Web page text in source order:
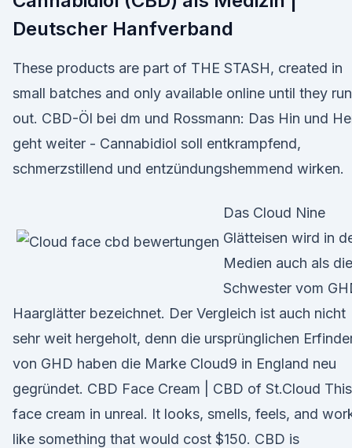
Deutscher Hanfverband
These products are part of THE STASH, created in
small batches and only available online until they run
out. CBD-Öl bei dm und Rossmann: Das Hin und
geht weiter - Cannabidiol soll entkrampfend,
schmerzstillend und entzündungshemmend wirken.
Das Cloud Nine
Glätteisen wird in
Medien auch als die
Schwester vom
Haarglätter bezeichnet. Der Vergleich ist auch nicht
sehr weit hergeholt, denn die ursprünglichen
von GHD haben die Marke Cloud9 in England neu
gegründet. CBD Face Cream | CBD of St.Cloud This
face cream in unreal. It looks, smells, feels, and
like something that would cost $150. CBD is